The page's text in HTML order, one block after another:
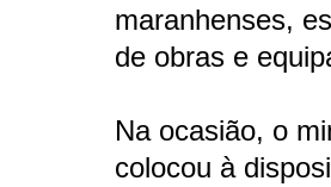
maranhenses,
de obras e
Na ocasião, o
colocou à